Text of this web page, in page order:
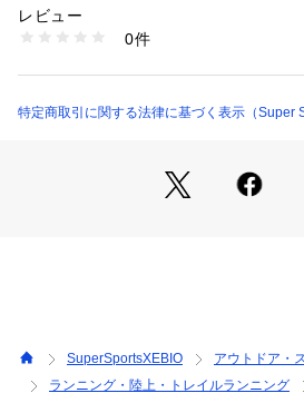
●最速を追求して26年。スムーズな重
※弊社独自の採寸・計量方法により計
※シューズの製造過程で、接着剤の付
ある場合がございます。ご理解、ご了
なる場合がございます。
※ブラウザやお使いのモニター環境に
1540000390484
レビュー
0件
特定商取引に関する法律に基づく表示（Super
SuperSportsXEBIO
アウトドア・
ランニング・陸上・トレイルランニング